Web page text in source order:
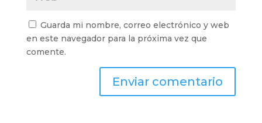
Guarda mi nombre, correo electrónico y web
en este navegador para la próxima vez que
comente.